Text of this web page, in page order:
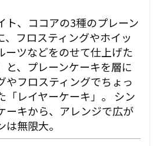
ト、ココアの3種のプレーン
、フロスティングやホイッ
ーツなどをのせて仕上げた
と、プレーンケーキを層に
やフロスティングでちょっ
「レイヤーケーキ」。 シン
ーキから、アレンジで広が
無限大。